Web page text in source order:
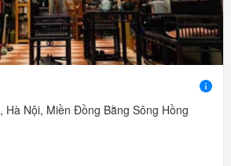
Hà Nội, Miền Đồng Bằng Sông Hồng